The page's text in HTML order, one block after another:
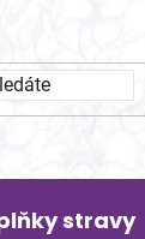
stravy